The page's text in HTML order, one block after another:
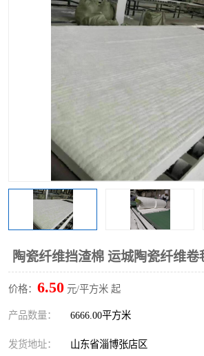
陶瓷纤维挡渣棉 运城陶瓷纤维卷
价格： 6.50 元/平方米 起
产品数量： 6666.00平方米
发货地址： 山东省淄博张店区
硅酸铝保温棉 硅酸